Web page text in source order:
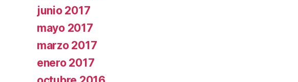
junio 2017
mayo 2017
marzo 2017
enero 2017